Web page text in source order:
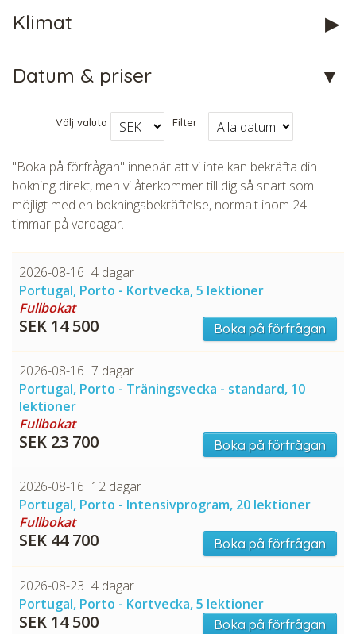
CHECK tmpVideoPath=!
Klimat
Datum & priser
Välj valuta Filter
"Boka på förfrågan" innebär att vi inte kan bekräfta din
bokning direkt, men vi återkommer till dig så snart som
möjligt med en bokningsbekräftelse, normalt inom 24
timmar på vardagar.
2026-08-16 4 dagar
Portugal, Porto - Kortvecka, 5 lektioner
Fullbokat
SEK 14 500 Boka på förfrågan
2026-08-16 7 dagar
Portugal, Porto - Träningsvecka - standard, 10
lektioner
Fullbokat
SEK 23 700 Boka på förfrågan
2026-08-16 12 dagar
Portugal, Porto - Intensivprogram, 20 lektioner
Fullbokat
SEK 44 700 Boka på förfrågan
2026-08-23 4 dagar
Portugal, Porto - Kortvecka, 5 lektioner
SEK 14 500 Boka på förfrågan